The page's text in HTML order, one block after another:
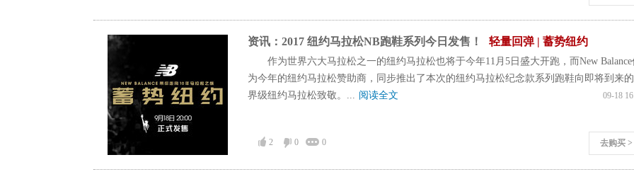
资讯：2017 纽约马拉松NB跑鞋系列今日发售！ 轻量回弹 | 蓄势纽约
作为世界六大马拉松之一的纽约马拉松也将于今年11月5日盛大开跑，而New Balance
为今年的纽约马拉松赞助商，同步推出了本次的纽约马拉松纪念款系列跑鞋向即将到来
界级纽约马拉松致敬。... 阅读全文 09-18
去购买 >
2 0 0